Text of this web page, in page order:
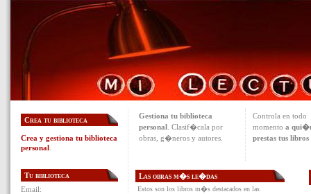
Gestiona tu biblioteca
personal . Clasif�cala por
obras, g�neros y autores.
Controla en todo
momento a
prestas tus libros
Las obras m�s le�das
Estos son los libros m�s destacados en las
Crea tu biblioteca
Crea y gestiona tu biblioteca
personal
Tu biblioteca
Email: